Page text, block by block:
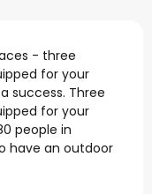
- three
for your
success. Three
for your
people in
have an outdoor